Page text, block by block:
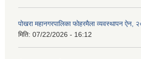
पोखरा महानगरपालिका फोहरमैला व्यवस्थापन ऐन,
मिति: 07/22/2026 - 16:12